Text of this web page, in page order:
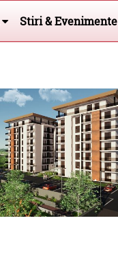
Stiri & Evenimente